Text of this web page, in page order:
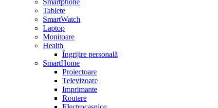
Smartphone
Tablete
SmartWatch
Laptop
Monitoare
Health
Îngrijire personală
SmartHome
Proiectoare
Televizoare
Imprimante
Routere